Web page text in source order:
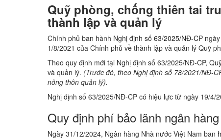
Quỹ phòng, chống thiên tai
thành lập và quản lý
Chính phủ ban hành Nghị định số 63/2025/NĐ-CP
1/8/2021 của Chính phủ về thành lập và quản lý Quỹ
Theo quy định mới tại Nghị định số 63/2025/NĐ-CP,
và quản lý. (Trước đó, theo Nghị định số 78/2021/NĐ-
nông thôn quản lý).
Nghị định số 63/2025/NĐ-CP có hiệu lực từ ngày 19/4/
Quy định phí bảo lãnh ngân
Ngày 31/12/2024, Ngân hàng Nhà nước Việt Nam ban